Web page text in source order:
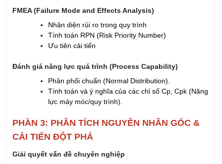
FMEA (Failure Mode and Effects Analysis)
Nhận diện rủi ro trong quy trình
Tính toán RPN (Risk Priority Number)
Ưu tiên cải tiến
Đánh giá năng lực quá trình (Process Capability)
Phân phối chuẩn (Normal Distribution).
Tính toán và ý nghĩa của các chỉ số Cp, Cpk (Năng
lực máy móc/quy trình).
PHẦN 3: PHÂN TÍCH NGUYÊN NHÂN GỐC &
CẢI TIẾN ĐỘT PHÁ
Giải quyết vấn đề chuyên nghiệp